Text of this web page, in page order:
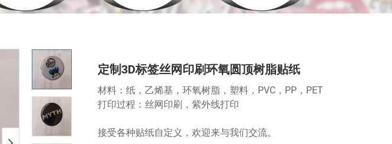
定制3D标签丝网印刷环氧圆顶树脂贴纸
材料：纸，乙烯基，环氧树脂，塑料，PVC，PP，PET
打印过程：丝网印刷，紫外线打印
接受各种贴纸自定义，欢迎来与我们交流。